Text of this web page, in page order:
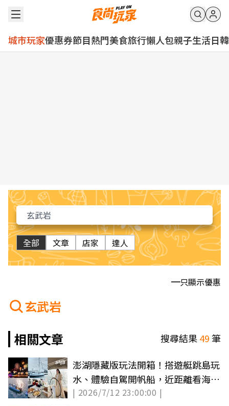
城市玩家優惠券節目熱門美食旅行懶人包親子生活日韓
全部 文章 店家 達人
只顯示優惠
玄武岩
相關文章
搜尋結果49筆
澎湖隱藏版玩法開箱！搭遊艇跳島玩
水、體驗自駕開帆船，近距離看海上
花火節
| 2026/7/12 23:00:00 |